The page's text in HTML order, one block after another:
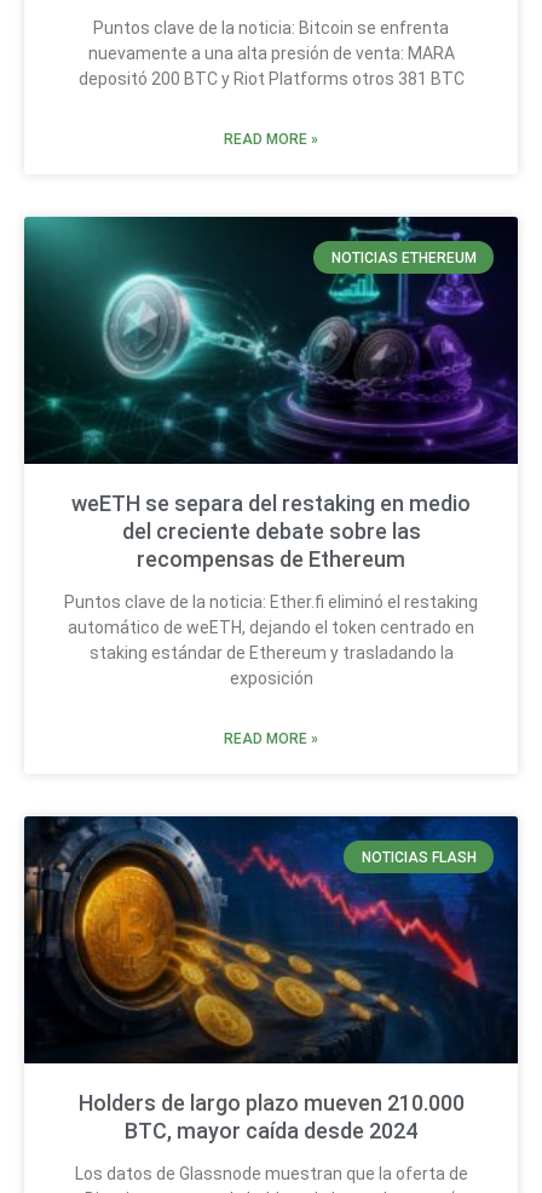
Puntos clave de la noticia: Bitcoin se enfrenta
nuevamente a una alta presión de venta: MARA
depositó 200 BTC y Riot Platforms otros 381 BTC
READ MORE »
NOTICIAS ETHEREUM
weETH se separa del restaking en medio
del creciente debate sobre las
recompensas de Ethereum
Puntos clave de la noticia: Ether.fi eliminó el restaking
automático de weETH, dejando el token centrado en
staking estándar de Ethereum y trasladando la
exposición
READ MORE »
NOTICIAS FLASH
Holders de largo plazo mueven 210.000
BTC, mayor caída desde 2024
Los datos de Glassnode muestran que la oferta de